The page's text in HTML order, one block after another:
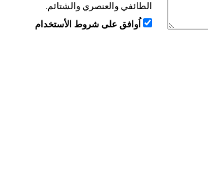
الطائفي والعنصري والشتائم.
اُوافق على شروط الأستخدام